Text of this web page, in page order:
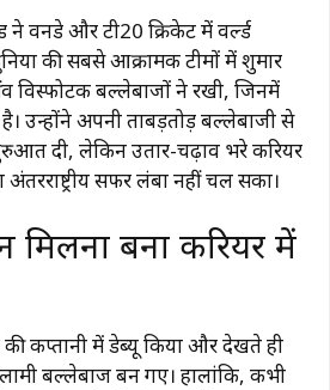
वनडे और टी20 क्रिकेट में वर्ल्ड
की सबसे आक्रामक टीमों में शुमार
विस्फोटक बल्लेबाजों ने रखी, जिनमें
उन्होंने अपनी ताबड़तोड़ बल्लेबाजी से
दी, लेकिन उतार-चढ़ाव भरे करियर
सफर लंबा नहीं चल सका।
मिलना बना करियर में
की कप्तानी में डेब्यू किया और देखते ही
बल्लेबाज बन गए। हालांकि, कभी